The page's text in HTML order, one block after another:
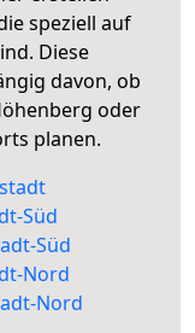
speziell auf
Diese
davon, ob
oder
planen.
Süd
Süd
Nord
Nord